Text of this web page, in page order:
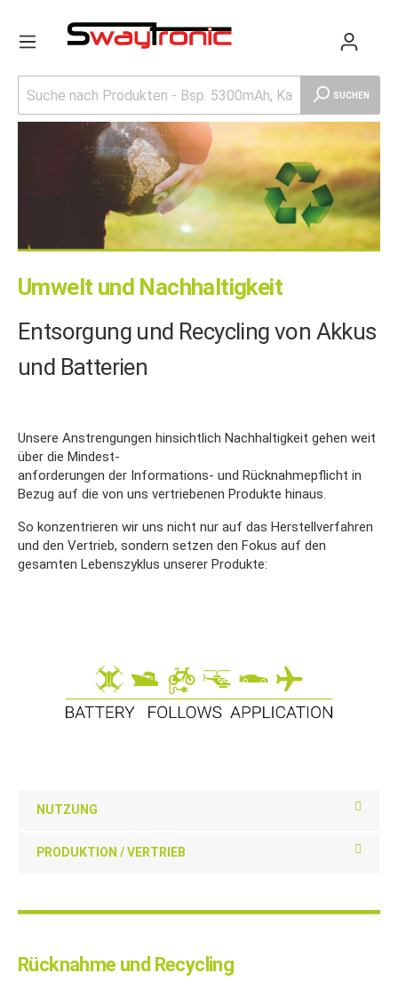
SUCHEN
Umwelt und Nachhaltigkeit
Entsorgung und Recycling von Akkus
und Batterien
Unsere Anstrengungen hinsichtlich Nachhaltigkeit gehen weit
über die Mindest-
anforderungen der Informations- und Rücknahmepflicht in
Bezug auf die von uns vertriebenen Produkte hinaus.
So konzentrieren wir uns nicht nur auf das Herstellverfahren
und den Vertrieb, sondern setzen den Fokus auf den
gesamten Lebenszyklus unserer Produkte:
NUTZUNG
PRODUKTION / VERTRIEB
Rücknahme und Recycling